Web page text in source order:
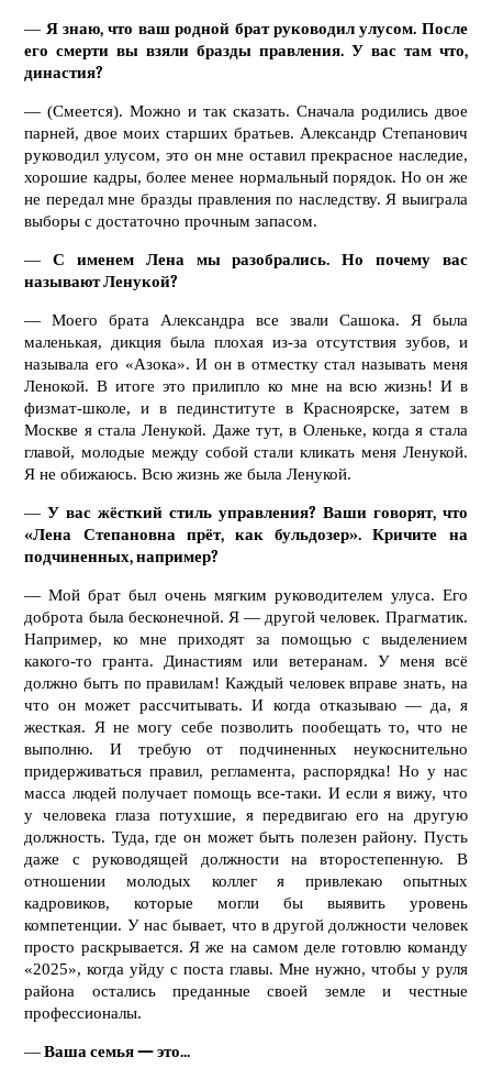
— Я знаю, что ваш родной брат руководил улусом. После
его смерти вы взяли бразды правления. У вас там что,
династия?
— (Смеется). Можно и так сказать. Сначала родились двое
парней, двое моих старших братьев. Александр Степанович
руководил улусом, это он мне оставил прекрасное наследие,
хорошие кадры, более менее нормальный порядок. Но он же
не передал мне бразды правления по наследству. Я выиграла
выборы с достаточно прочным запасом.
— С именем Лена мы разобрались. Но почему вас
называют Ленукой?
— Моего брата Александра все звали Сашока. Я была
маленькая, дикция была плохая из-за отсутствия зубов, и
называла его «Азока». И он в отместку стал называть меня
Ленокой. В итоге это прилипло ко мне на всю жизнь! И в
физмат-школе, и в пединституте в Красноярске, затем в
Москве я стала Ленукой. Даже тут, в Оленьке, когда я стала
главой, молодые между собой стали кликать меня Ленукой.
Я не обижаюсь. Всю жизнь же была Ленукой.
— У вас жёсткий стиль управления? Ваши говорят, что
«Лена Степановна прёт, как бульдозер». Кричите на
подчиненных, например?
— Мой брат был очень мягким руководителем улуса. Его
доброта была бесконечной. Я — другой человек. Прагматик.
Например, ко мне приходят за помощью с выделением
какого-то гранта. Династиям или ветеранам. У меня всё
должно быть по правилам! Каждый человек вправе знать, на
что он может рассчитывать. И когда отказываю — да, я
жесткая. Я не могу себе позволить пообещать то, что не
выполню. И требую от подчиненных неукоснительно
придерживаться правил, регламента, распорядка! Но у нас
масса людей получает помощь все-таки. И если я вижу, что
у человека глаза потухшие, я передвигаю его на другую
должность. Туда, где он может быть полезен району. Пусть
даже с руководящей должности на второстепенную. В
отношении молодых коллег я привлекаю опытных
кадровиков, которые могли бы выявить уровень
компетенции. У нас бывает, что в другой должности человек
просто раскрывается. Я же на самом деле готовлю команду
«2025», когда уйду с поста главы. Мне нужно, чтобы у руля
района остались преданные своей земле и честные
профессионалы.
—Ваша семья — это...